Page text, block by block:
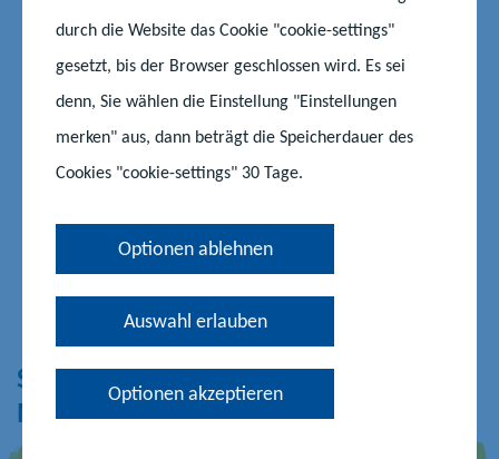
durch die Website das Cookie "cookie-settings"
gesetzt, bis der Browser geschlossen wird. Es sei
denn, Sie wählen die Einstellung "Einstellungen
merken" aus, dann beträgt die Speicherdauer des
Cookies "cookie-settings" 30 Tage.
Optionen ablehnen
Auswahl erlauben
Optionen akzeptieren
Kooperation mit Vereinen, Verbänden,
Institutionen, Unternehmen
Kooperation mit ehrenamtlich tätigen
Einzelpersonen
Praxishinweise rund um die
Vertragsgestaltung
Serviceagentur „Ganztägig lernen“
Mecklenburg-Vorpommern